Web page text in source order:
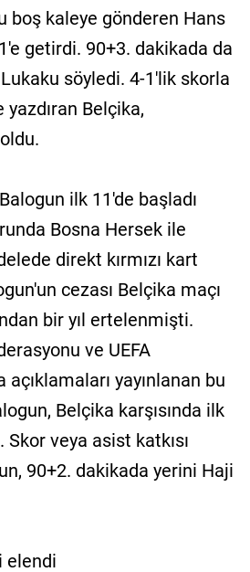
boş kaleye gönderen Hans
getirdi. 90+3. dakikada da
söyledi. 4-1'lik skorla
yazdıran Belçika,
ilk 11'de başladı
Bosna Hersek ile
direkt kırmızı kart
cezası Belçika maçı
bir yıl ertelenmişti.
ve UEFA
açıklamaları yayınlanan bu
Belçika karşısında ilk
Skor veya asist katkısı
90+2. dakikada yerini Haji
elendi